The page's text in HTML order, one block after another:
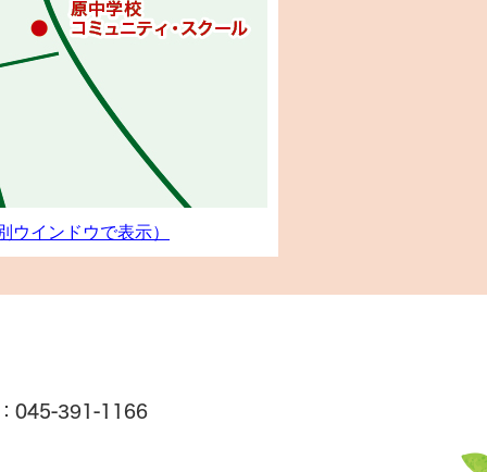
ウインドウで表示）
045-391-1166